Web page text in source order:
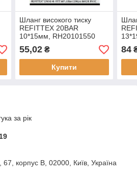
Шланг високого тиску
REFITTEX 20BAR
10*15мм, RH20101550
55,02₴
Купити
84
за рік
корпус В, 02000, Київ, Україна